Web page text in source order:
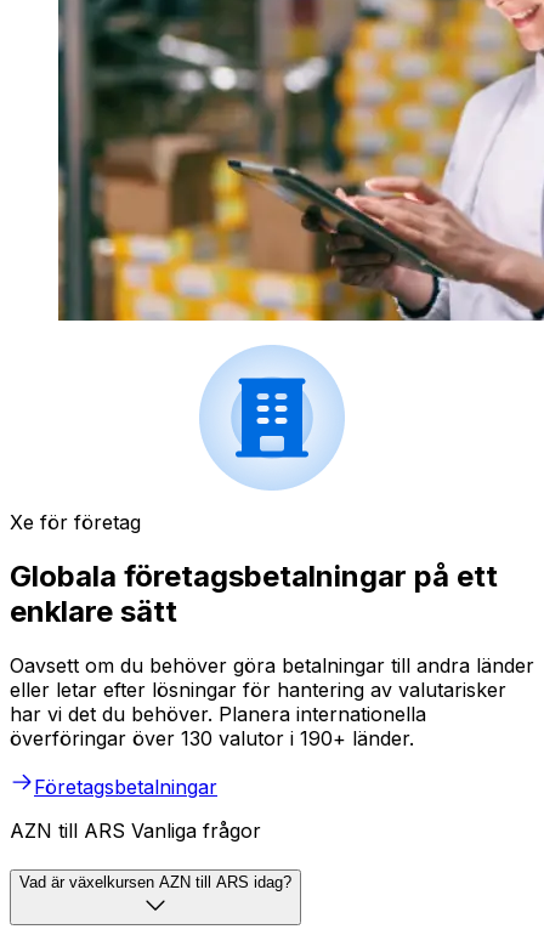
Xe för företag
Globala företagsbetalningar på ett
enklare sätt
Oavsett om du behöver göra betalningar till andra länder
eller letar efter lösningar för hantering av valutarisker
har vi det du behöver. Planera internationella
överföringar över 130 valutor i 190+ länder.
Företagsbetalningar
AZN till ARS Vanliga frågor
Vad är växelkursen AZN till ARS idag?